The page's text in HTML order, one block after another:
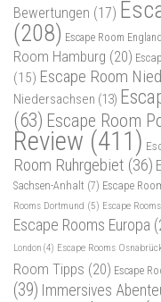
Bewertungen (17)
(208) Escape Room England
Room Hamburg (20)
(15) Escape Room
Niedersachsen (13)
(63) Escape Room
Review (411)
Room Ruhrgebiet (36)
Sachsen-Anhalt (7) Escape
Rooms Dortmund (5) Escape
Escape Rooms Europa
London (4) Escape Rooms
Room Tipps (20) Escape
(39) Immersives